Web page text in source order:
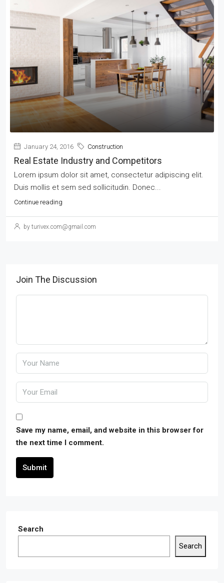
January 24, 2016 Construction
Real Estate Industry and Competitors
Lorem ipsum dolor sit amet, consectetur adipiscing elit.
Duis mollis et sem sed sollicitudin. Donec...
Continue reading
by turivex.com@gmail.com
Join The Discussion
Save my name, email, and website in this browser for
the next time I comment.
Submit
Search
Search